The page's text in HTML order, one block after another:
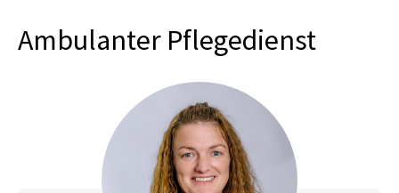
Ambulanter Pflegedienst